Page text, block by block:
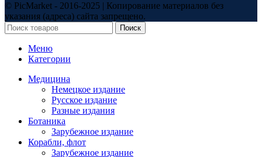
© PicMarket - 2016-2025 | Копирование материалов без
указания (адреса) сайта запрещено.
Поиск
Меню
Категории
Медицина
Немецкое издание
Русское издание
Разные издания
Ботаника
Зарубежное издание
Корабли, флот
Зарубежное издание